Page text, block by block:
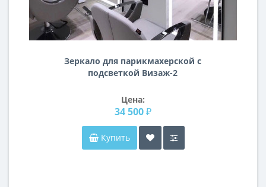
Зеркало для парикмахерской с
подсветкой Визаж-2
Цена:
34 500 ₽
Купить